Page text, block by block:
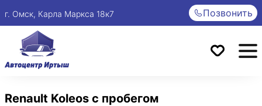
г. Омск, Карла Маркса 18к7 Позвонить
Renault Koleos с пробегом